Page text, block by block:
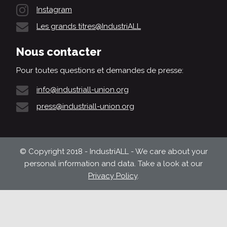
Instagram
Les grands titres@IndustriALL
Nous contacter
Pour toutes questions et demandes de presse:
info@industriall-union.org
press@industriall-union.org
© Copyright 2018 - IndustriALL - We care about your
personal information and data. Take a look at our
Privacy Policy.